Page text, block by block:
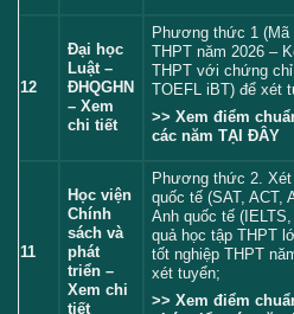
12
Đại học
Luật –
ĐHQGHN
– Xem
chi tiết
Phương thức 1 (Mã
THPT năm 2026 –
THPT với chứng
TOEFL iBT) để xét
>> Xem điểm
các nămTẠI ĐÂY
11
Học viện
Chính
sách và
phát
triển –
Xem chi
tiết
Phương thức 2.
quốc tế (SAT, ACT,
Anh quốc tế
quả học tập THPT
tốt nghiệp THPT
xét tuyển;
>> Xem điểm